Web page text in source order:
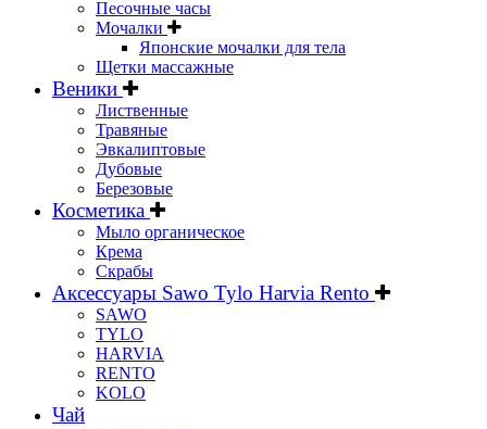
Песочные часы
Мочалки
Японские мочалки для тела
Щетки массажные
Веники
Лиственные
Травяные
Эвкалиптовые
Дубовые
Березовые
Косметика
Мыло органическое
Крема
Скрабы
Аксессуары Sawo Tylo Harvia Rento
SAWO
TYLO
HARVIA
RENTO
KOLO
Чай